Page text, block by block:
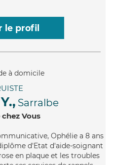
le profil
Sarralbe
Vous
Ophélie a 8 ans
d'Etat d'aide-soignant
en plaque et les troubles